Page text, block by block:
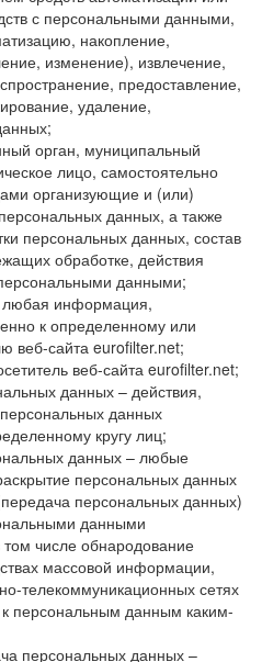
с персональными данными,
накопление,
изменение), извлечение,
предоставление,
удаление,
орган, муниципальный
лицо, самостоятельно
организующие и (или)
данных, а также
персональных данных, состав
обработке, действия
данными;
информация,
к определенному или
веб-сайта eurofilter.net;
веб-сайта eurofilter.net;
данных – действия,
данных
кругу лиц;
данных – любые
персональных данных
персональных данных)
данными
том числе обнародование
массовой информации,
телекоммуникационных сетях
персональным данным каким-
персональных данных –